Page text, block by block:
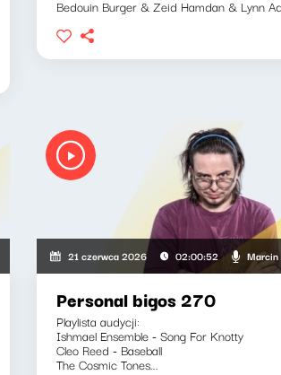
Bedouin Burger & Zeid Hamdan & Lynn
21 czerwca 2026 02:00:52 Marcin
Personal bigos 270
Playlista audycji:
Ishmael Ensemble - Song For Knotty
Cleo Reed - Baseball
The Cosmic Tones...